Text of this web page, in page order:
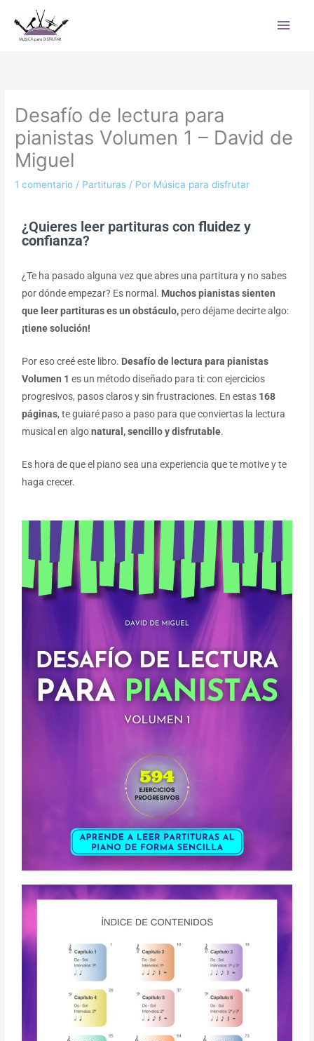
contenido
Desafío de lectura para
pianistas Volumen 1 – David de
Miguel
1 comentario / Partituras / Por Música para disfrutar
¿Quieres leer partituras confluidez y
confianza?
¿Te ha pasado alguna vez que abres una partitura y no sabes
por dónde empezar? Es normal. Muchos pianistas sienten
que leer partituras es un obstáculo, pero déjame decirte algo:
¡tiene solución!
Por eso creé este libro. Desafío de lectura para pianistas
Volumen 1 es un método diseñado para ti: con ejercicios
progresivos, pasos claros y sin frustraciones. En estas 168
páginas, te guiaré paso a paso para que conviertas la lectura
musical en algonatural, sencillo y disfrutable.
Es hora de que el piano sea una experiencia que te motive y te
haga crecer.